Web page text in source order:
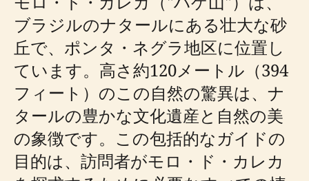
ブラジルのナタールにある壮大な砂
丘で、ポンタ・ネグラ地区に位置し
ています。高さ約120メートル（394
フィート）のこの自然の驚異は、ナ
タールの豊かな文化遺産と自然の美
の象徴です。この包括的なガイドの
目的は、訪問者がモロ・ド・カレカ